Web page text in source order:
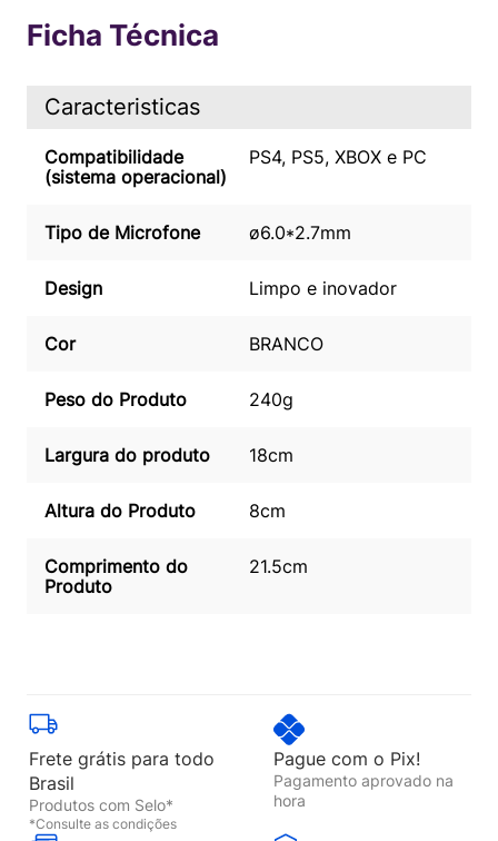
Ficha Técnica
Caracteristicas
Compatibilidade
(sistema operacional)
PS4, PS5, XBOX e PC
Tipo de Microfone ø6.0*2.7mm
Design Limpo e inovador
Cor BRANCO
Peso do Produto 240g
Largura do produto 18cm
Altura do Produto 8cm
Comprimento do
Produto
21.5cm
Frete grátis para todo
Brasil
Produtos com Selo*
*Consulte as condições
Pague com o Pix!
Pagamento aprovado na
hora